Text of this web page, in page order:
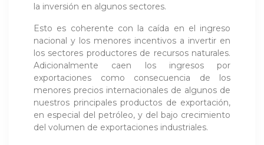
la inversión en algunos sectores.
Esto es coherente con la caída en el ingreso
nacional y los menores incentivos a invertir en
los sectores productores de recursos naturales.
Adicionalmente caen los ingresos por
exportaciones como consecuencia de los
menores precios internacionales de algunos de
nuestros principales productos de exportación,
en especial del petróleo, y del bajo crecimiento
del volumen de exportaciones industriales.